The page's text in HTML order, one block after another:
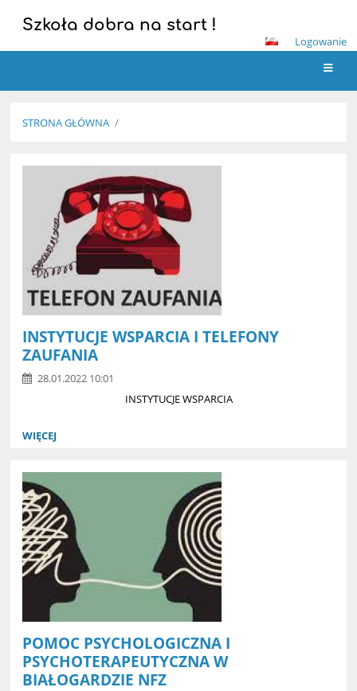
Szkoła dobra na start !
Logowanie
STRONA GŁÓWNA /
INSTYTUCJE WSPARCIA I TELEFONY
ZAUFANIA
28.01.2022 10:01
INSTYTUCJE WSPARCIA
WIĘCEJ
POMOC PSYCHOLOGICZNA I
PSYCHOTERAPEUTYCZNA W
BIAŁOGARDZIE NFZ